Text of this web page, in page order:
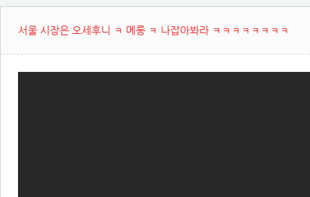
서울 시장은 오세후니 ㅋ 메롱 ㅋ 나잡아봐라 ㅋㅋㅋㅋㅋㅋㅋㅋ